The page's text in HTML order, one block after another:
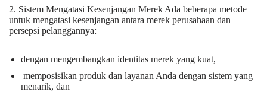
2. Sistem Mengatasi Kesenjangan Merek Ada beberapa metode
untuk mengatasi kesenjangan antara merek perusahaan dan
persepsi pelanggannya:
dengan mengembangkan identitas merek yang kuat,
memposisikan produk dan layanan Anda dengan sistem yang
menarik, dan